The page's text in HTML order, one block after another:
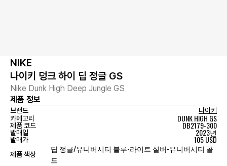
NIKE
나이키 덩크 하이 딥 정글 GS
Nike Dunk High Deep Jungle GS
제품 정보
브랜드
나이키
카테고리
DUNK HIGH GS
제품 코드 DB2179-300
발매일 2023년
발매가 105 USD
제품 색상
딥 정글/유니버시티 블루-라이트 실버-유니버시티 골
드